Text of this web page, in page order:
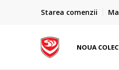
Starea comenzii
Plateste cu cardul in
NOUA